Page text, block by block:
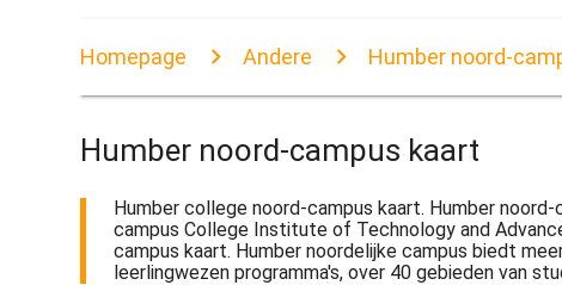
Homepage Andere Humber noord-
Humber noord-campus kaart
Humber college noord-campus kaart. Humber
campus College Institute of Technology and
campus kaart. Humber noordelijke campus biedt
leerlingwezen programma's, over 40 gebieden van